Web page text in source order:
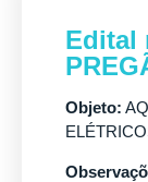
Edital
Objeto: